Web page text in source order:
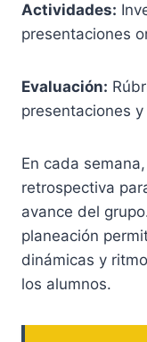
Actividades:
presentaciones
Evaluación:
presentaciones
En cada
retrospectiva
avance del
planeación
dinámicas y
los alumnos.